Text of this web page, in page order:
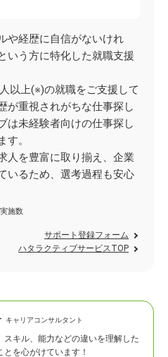
や経歴に自信がないけれ
いう方に特化した就職支援
以上(※)の就職をご支援して
が重視されがちな仕事探し
は未経験者向けの仕事探し
す。
人を豊富に取り揃え、企業
いるため、選考過程も安心
施数
サポート登録フォーム
ハタラクティブサービスTOP
キャリアコンサルタント
スキル、能力などの違いを理解した
を心がけています！